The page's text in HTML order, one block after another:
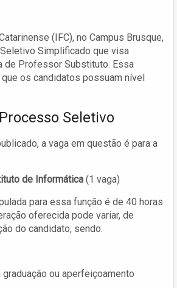
(IFC), no Campus Brusque,
Simplificado que visa
de Professor Substituto. Essa
os candidatos possuam nível
Seletivo
a vaga em questão é para a
de Informática (1 vaga)
para essa função é de 40 horas
oferecida pode variar, de
do candidato, sendo:
graduação ou aperfeiçoamento